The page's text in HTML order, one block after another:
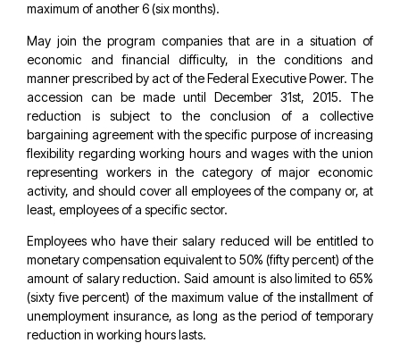
maximum of another 6 (six months).
May join the program companies that are in a situation of
economic and financial difficulty, in the conditions and
manner prescribed by act of the Federal Executive Power. The
accession can be made until December 31st, 2015. The
reduction is subject to the conclusion of a collective
bargaining agreement with the specific purpose of increasing
flexibility regarding working hours and wages with the union
representing workers in the category of major economic
activity, and should cover all employees of the company or, at
least, employees of a specific sector.
Employees who have their salary reduced will be entitled to
monetary compensation equivalent to 50% (fifty percent) of the
amount of salary reduction. Said amount is also limited to 65%
(sixty five percent) of the maximum value of the installment of
unemployment insurance, as long as the period of temporary
reduction in working hours lasts.